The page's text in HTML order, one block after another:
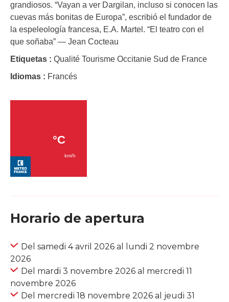
grandiosos. “Vayan a ver Dargilan, incluso si conocen las
cuevas más bonitas de Europa”, escribió el fundador de
la espeleología francesa, E.A. Martel. “El teatro con el
que soñaba” — Jean Cocteau
Etiquetas : Qualité Tourisme Occitanie Sud de France
Idiomas : Francés
Horario de apertura
Del samedi 4 avril 2026 al lundi 2 novembre
2026
Del mardi 3 novembre 2026 al mercredi 11
novembre 2026
Del mercredi 18 novembre 2026 al jeudi 31